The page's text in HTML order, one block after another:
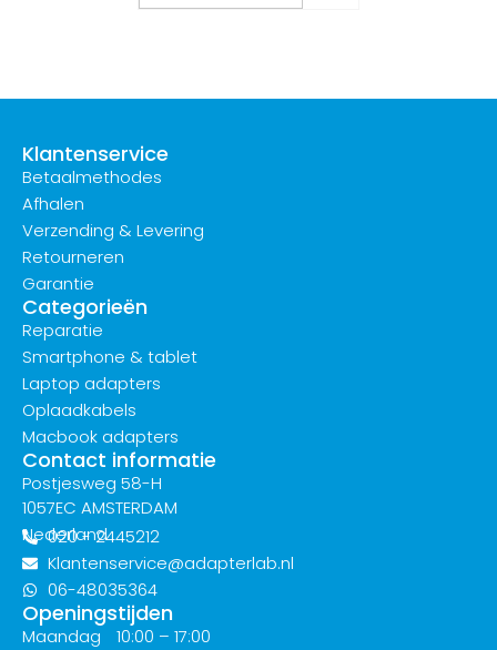
Klantenservice
Betaalmethodes
Afhalen
Verzending & Levering
Retourneren
Garantie
Categorieën
Reparatie
Smartphone & tablet
Laptop adapters
Oplaadkabels
Macbook adapters
Contact informatie
Postjesweg 58-H
1057EC AMSTERDAM
Nederland
020 - 2445212
Klantenservice@adapterlab.nl
06-48035364
Openingstijden
Maandag
10:00 – 17:00